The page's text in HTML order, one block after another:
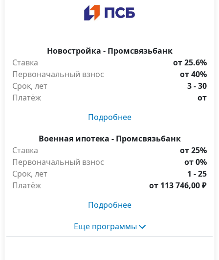
Новостройка - Промсвязьбанк
Ставка
от 25.6%
Первоначальный взнос
от 40%
Срок, лет
3 - 30
Платёж
от
Подробнее
Военная ипотека - Промсвязьбанк
Ставка
от 25%
Первоначальный взнос
от 0%
Срок, лет
1 - 25
Платёж
от 113 746,00 ₽
Подробнее
Еще программы